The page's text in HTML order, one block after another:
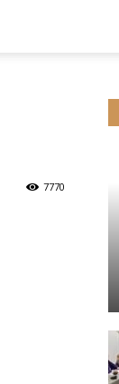
7770